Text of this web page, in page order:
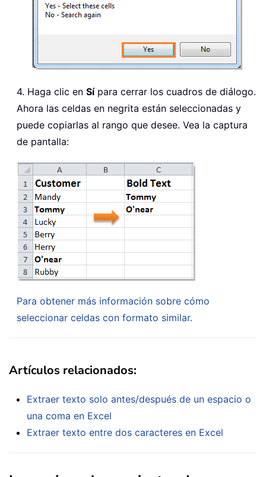
4. Haga clic en Sípara cerrar los cuadros de diálogo.
Ahora las celdas en negrita están seleccionadas y
puede copiarlas al rango que desee. Vea la captura
de pantalla:
Para obtener más información sobre cómo
seleccionar celdas con formato similar.
Artículos relacionados:
Extraer texto solo antes/después de un espacio o
una coma en Excel
Extraer texto entre dos caracteres en Excel